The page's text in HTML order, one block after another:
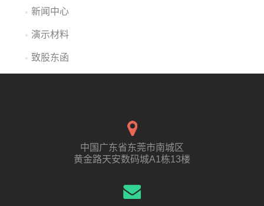
新闻中心
演示材料
致股东函
中国广东省东莞市南城区
黄金路天安数码城A1栋13楼